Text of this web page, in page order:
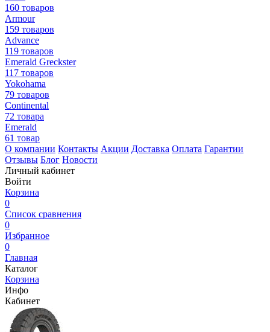
160 товаров
Armour
159 товаров
Advance
119 товаров
Emerald Greckster
117 товаров
Yokohama
79 товаров
Continental
72 товара
Emerald
61 товар
О компании Контакты Акции Доставка Оплата Гарантии
Отзывы Блог Новости
Личный кабинет
Войти
Корзина
0
Список сравнения
0
Избранное
0
Главная
Каталог
Корзина
Инфо
Кабинет